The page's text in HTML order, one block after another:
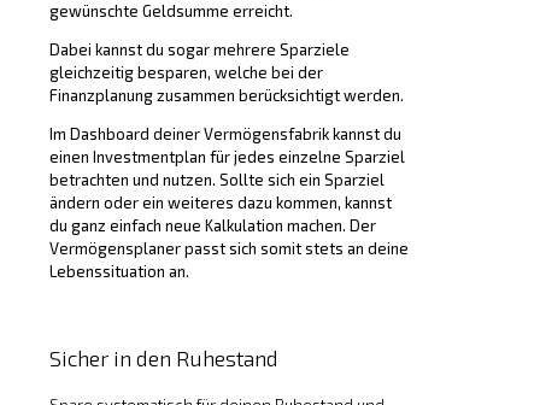
gewünschte Geldsumme erreicht.
Dabei kannst du sogar mehrere Sparziele
gleichzeitig besparen, welche bei der
Finanzplanung zusammen berücksichtigt werden.
Im Dashboard deiner Vermögensfabrik kannst du
einen Investmentplan für jedes einzelne Sparziel
betrachten und nutzen. Sollte sich ein Sparziel
ändern oder ein weiteres dazu kommen, kannst
du ganz einfach neue Kalkulation machen. Der
Vermögensplaner passt sich somit stets an deine
Lebenssituation an.
Sicher in den Ruhestand